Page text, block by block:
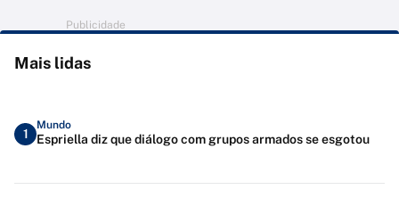
Publicidade
Mais lidas
1
Mundo
Espriella diz que diálogo com grupos armados se esgotou